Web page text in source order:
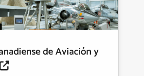
de Aviación y